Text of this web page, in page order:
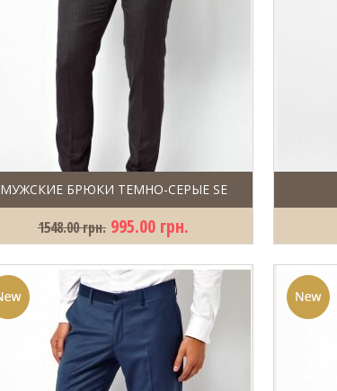
МУЖСКИЕ БРЮКИ ТЕМНО-СЕРЫЕ SE
1548.00 грн. 995.00 грн.